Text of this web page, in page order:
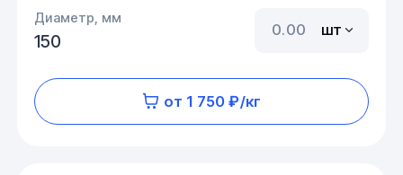
Диаметр, мм
150
шт
от 1 750 ₽/кг